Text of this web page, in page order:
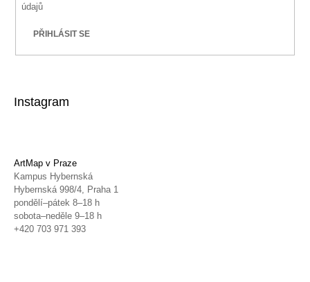
údajů
PŘIHLÁSIT SE
Instagram
ArtMap v Praze
Kampus Hybernská
Hybernská 998/4, Praha 1
pondělí–pátek 8–18 h
sobota–neděle 9–18 h
+420 703 971 393